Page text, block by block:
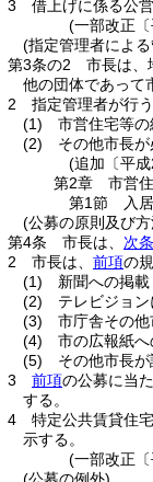
3
借上げに係る公
(一部改正
(指定管理者によ
第3条の2
市長は、
他の団体であって
2
指定管理者が行
(1)
市営住宅等の
(2)
その他市長が
(追加〔平
第2章
市営
第1節
入居
(公募の原則及び
第4条
市長は、 次条
2
市長は、 前項の
(1)
新聞への掲載
(2)
テレビジョ
(3)
市庁舎その
(4)
市の広報紙
(5)
その他市長
3
前項の公募に当
する。
4
特定公共賃貸住
示する。
(一部改正